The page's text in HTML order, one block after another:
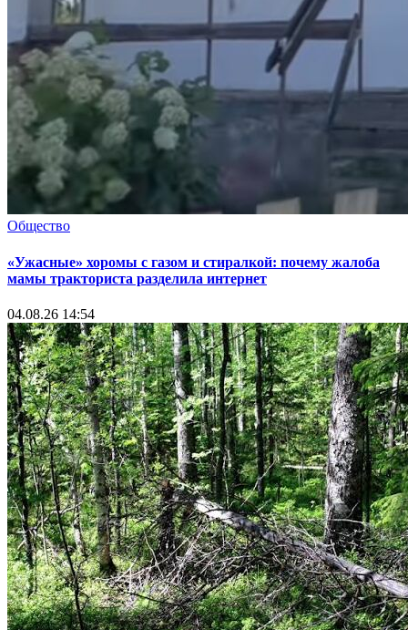
Общество
«Ужасные» хоромы с газом и стиралкой: почему жалоба
мамы тракториста разделила интернет
04.08.26 14:54